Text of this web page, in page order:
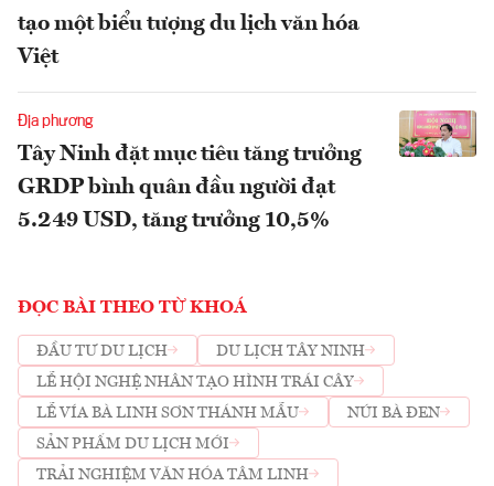
tạo một biểu tượng du lịch văn hóa
Việt
Địa phương
Tây Ninh đặt mục tiêu tăng trưởng
GRDP bình quân đầu người đạt
5.249 USD, tăng trưởng 10,5%
ĐỌC BÀI THEO TỪ KHOÁ
ĐẦU TƯ DU LỊCH
DU LỊCH TÂY NINH
LỄ HỘI NGHỆ NHÂN TẠO HÌNH TRÁI CÂY
LỄ VÍA BÀ LINH SƠN THÁNH MẪU
NÚI BÀ ĐEN
SẢN PHẨM DU LỊCH MỚI
TRẢI NGHIỆM VĂN HÓA TÂM LINH